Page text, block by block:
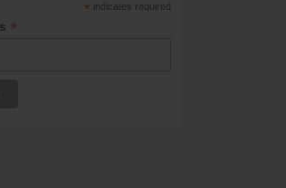
* indicates required
*